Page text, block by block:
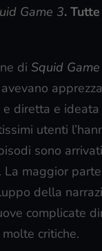
Game 3.
di Squid Game
diretta e ideata
utenti
sono
La maggior
della
complicate
critiche.